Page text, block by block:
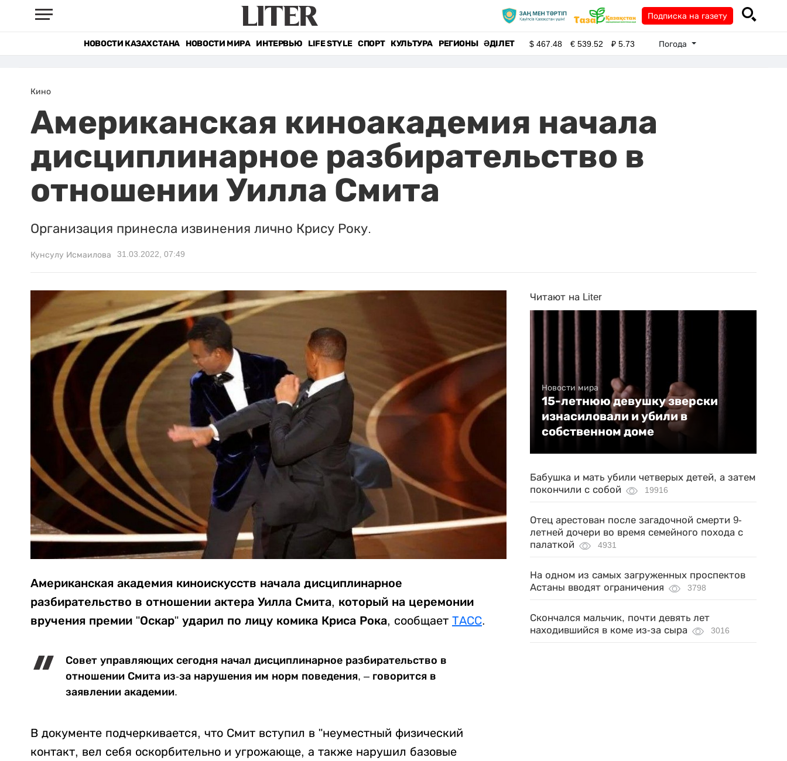
Подписка на газету
НОВОСТИ КАЗАХСТАНА НОВОСТИ МИРА ИНТЕРВЬЮ LIFE STYLE СПОРТ КУЛЬТУРА РЕГИОНЫ ӘДІЛЕТ $467.48 €539.52 ₽5.73 Погода
Кино
Американская киноакадемия начала
дисциплинарное разбирательство в
отношении Уилла Смита
Организация принесла извинения лично Крису Року.
Кунсулу Исмаилова 31.03.2022, 07:49
Американская академия киноискусств начала дисциплинарное
разбирательство в отношении актера Уилла Смита, который на церемонии
вручения премии "Оскар" ударил по лицу комика Криса Рока, сообщает ТАСС.
Совет управляющих сегодня начал дисциплинарное разбирательство в
отношении Смита из-за нарушения им норм поведения, – говорится в
заявлении академии.
В документе подчеркивается, что Смит вступил в "неуместный физический
контакт, вел себя оскорбительно и угрожающе, а также нарушил базовые
Читают на Liter
Новости мира
15-летнюю девушку зверски
изнасиловали и убили в
собственном доме
Бабушка и мать убили четверых детей, а затем
покончили с собой
19916
Отец арестован после загадочной смерти 9-
летней дочери во время семейного похода с
палаткой
4931
На одном из самых загруженных проспектов
Астаны вводят ограничения
3798
Скончался мальчик, почти девять лет
находившийся в коме из-за сыра
3016